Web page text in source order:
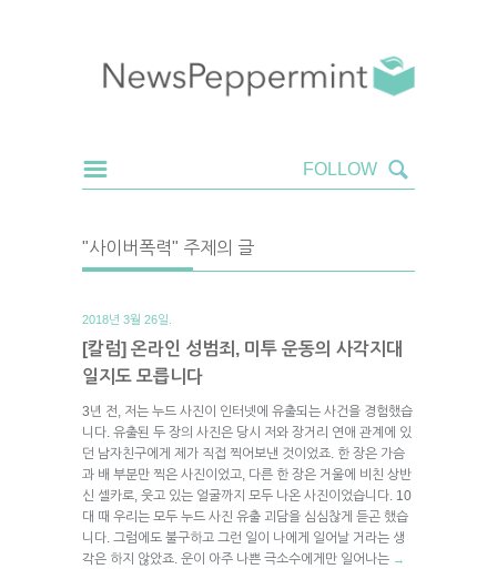
"사이버폭력" 주제의 글
2018년 3월 26일.
[칼럼] 온라인 성범죄, 미투 운동의 사각지대
일지도 모릅니다
3년 전, 저는 누드 사진이 인터넷에 유출되는 사건을 경험했습
니다. 유출된 두 장의 사진은 당시 저와 장거리 연애 관계에 있
던 남자친구에게 제가 직접 찍어보낸 것이었죠. 한 장은 가슴
과 배 부분만 찍은 사진이었고, 다른 한 장은 거울에 비친 상반
신 셀카로, 웃고 있는 얼굴까지 모두 나온 사진이었습니다. 10
대 때 우리는 모두 누드 사진 유출 괴담을 심심찮게 듣곤 했습
니다. 그럼에도 불구하고 그런 일이 나에게 일어날 거라는 생
각은 하지 않았죠. 운이 아주 나쁜 극소수에게만 일어나는 →